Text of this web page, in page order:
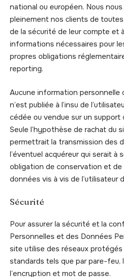
national ou européen. Nous
pleinement nos clients de
de la sécurité de leur compte et
informations nécessaires pour
propres obligations
reporting.
Aucune information personnelle
n’est publiée à l’insu de
cédée ou vendue sur un support
Seule l’hypothèse de rachat du
permettrait la transmission des
l’éventuel acquéreur qui serait à
obligation de conservation et
données vis à vis de l’utilisateur
Sécurité
Pour assurer la sécurité et la
Personnelles et des Données
site utilise des réseaux
standards tels que par pare-feu,
l’encryption et mot de passe.